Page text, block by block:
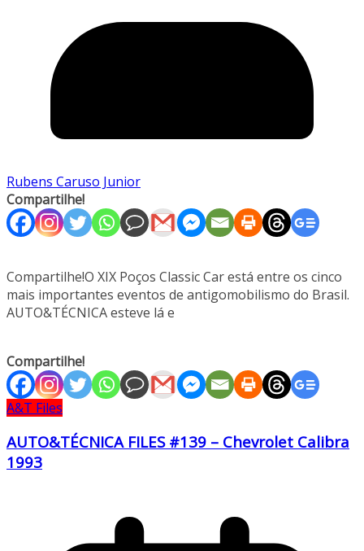
Rubens Caruso Junior
Compartilhe!
Compartilhe!O XIX Poços Classic Car está entre os cinco
mais importantes eventos de antigomobilismo do Brasil.
AUTO&TÉCNICA esteve lá e
Compartilhe!
A&T Files
AUTO&TÉCNICA FILES #139 – Chevrolet Calibra
1993